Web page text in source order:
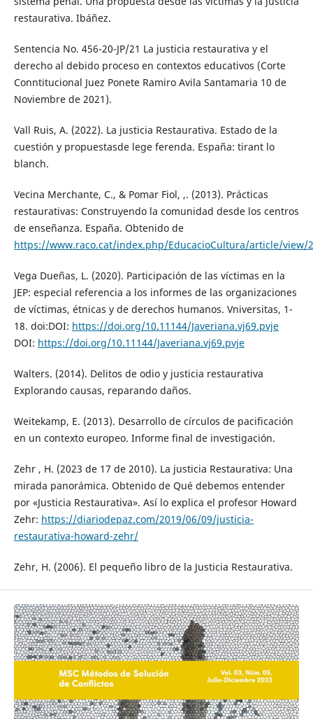
restaurativa. Ibáñez.
Sentencia No. 456-20-JP/21 La justicia restaurativa y el
derecho al debido proceso en contextos educativos (Corte
Conntitucional Juez Ponete Ramiro Avila Santamaria 10 de
Noviembre de 2021).
Vall Ruis, A. (2022). La justicia Restaurativa. Estado de la
cuestión y propuestasde lege ferenda. España: tirant lo
blanch.
Vecina Merchante, C., & Pomar Fiol, ,. (2013). Prácticas
restaurativas: Construyendo la comunidad desde los centros
de enseñanza. España. Obtenido de
https://www.raco.cat/index.php/EducacioCultura/article/view/
Vega Dueñas, L. (2020). Participación de las víctimas en la
JEP: especial referencia a los informes de las organizaciones
de víctimas, étnicas y de derechos humanos. Vniversitas, 1-
18. doi:DOI: https://doi.org/10.11144/Javeriana.vj69.pvje
DOI: https://doi.org/10.11144/Javeriana.vj69.pvje
Walters. (2014). Delitos de odio y justicia restaurativa
Explorando causas, reparando daños.
Weitekamp, E. (2013). Desarrollo de círculos de pacificación
en un contexto europeo. Informe final de investigación.
Zehr , H. (2023 de 17 de 2010). La justicia Restaurativa: Una
mirada panorámica. Obtenido de Qué debemos entender
por «Justicia Restaurativa». Así lo explica el profesor Howard
Zehr: https://diariodepaz.com/2019/06/09/justicia-
restaurativa-howard-zehr/
Zehr, H. (2006). El pequeño libro de la Justicia Restaurativa.